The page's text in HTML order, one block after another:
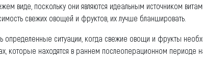
виде, поскольку они являются идеальным источником
свежих овощей и фруктов, их лучше бланшировать.
определенные ситуации, когда свежие овощи и фрукты
которые находятся в раннем послеоперационном периоде